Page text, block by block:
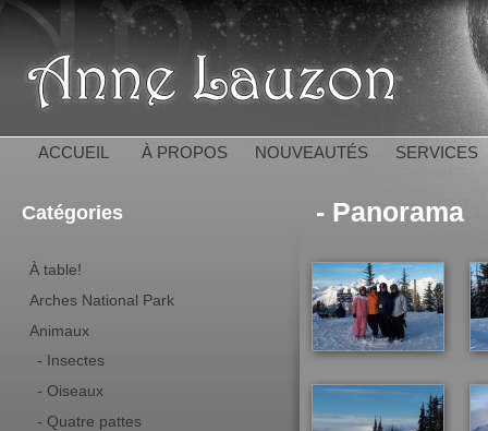
Anne
ACCUEIL À PROPOS NOUVEAUTÉS SERVICES
Catégories
À table!
Arches National Park
Animaux
- Insectes
- Oiseaux
- Quatre pattes
- Panorama